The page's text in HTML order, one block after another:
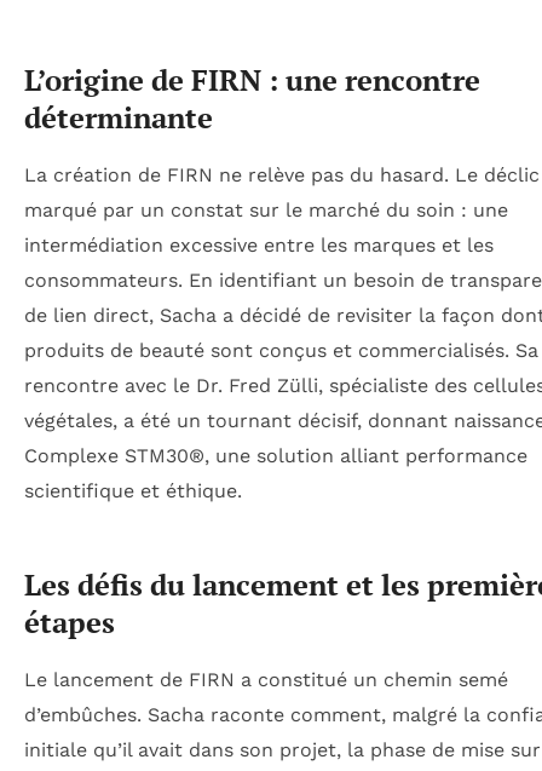
L’origine de FIRN : une rencontre
déterminante
La création de FIRN ne relève pas du hasard. Le
marqué par un constat sur le marché du soin : une
intermédiation excessive entre les marques et les
consommateurs. En identifiant un besoin de
de lien direct, Sacha a décidé de revisiter la façon
produits de beauté sont conçus et commercialisés. Sa
rencontre avec le Dr. Fred Zülli, spécialiste des
végétales, a été un tournant décisif, donnant
Complexe STM30®, une solution alliant performance
scientifique et éthique.
Les défis du lancement et les
étapes
Le lancement de FIRN a constitué un chemin semé
d’embûches. Sacha raconte comment, malgré la
initiale qu’il avait dans son projet, la phase de mise